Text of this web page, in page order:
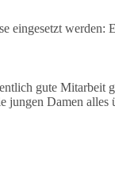
eingesetzt
gute Mitarbeit
Damen